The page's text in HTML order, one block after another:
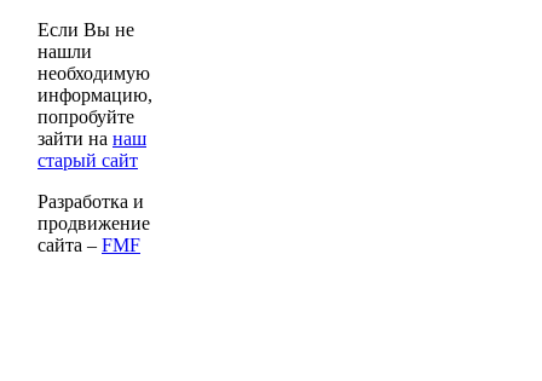
Если Вы не
нашли
необходимую
информацию,
попробуйте
зайти на наш
старый сайт
Разработка и
продвижение
сайта – FMF